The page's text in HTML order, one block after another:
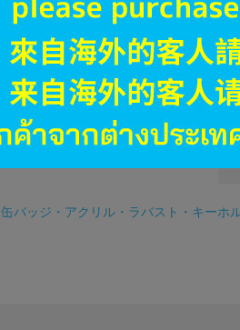
缶バッジ・アクリル・ラバスト・キーホ